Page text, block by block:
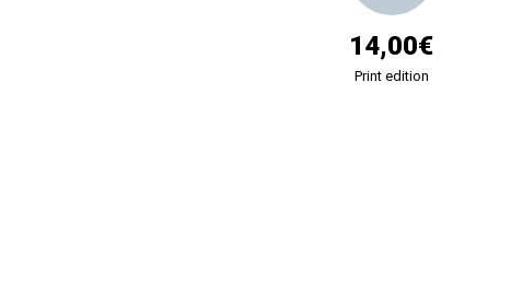
14,00€
Print edition